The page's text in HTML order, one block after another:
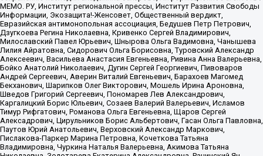
МЕМО. РУ, Институт региональной прессы, Институт Развития Свободы
Информации, Экозащита!-Женсовет, Общественный вердикт,
Евразийская антимонопольная ассоциация, Бедушев Петр Петрович,
Дзугкоева Регина Николаевна, Кривенко Сергей Владимирович,
Милославский Павел Юрьевич, Шнырова Ольга Вадимовна, Чанышева
Лилия Айратовна, Сидорович Ольга Борисовна, Туровский Александр
Алексеевич, Васильева Анастасия Евгеньевна, Ривина Анна Валерьевна,
Бойко Анатолий Николаевич, Дугин Сергей Георгиевич, Пивоваров
Андрей Сергеевич, Аверин Виталий Евгеньевич, Барахоев Магомед
Бекханович, Шарипков Олег Викторович, Мошель Ирина Ароновна,
Шведов Григорий Сергеевич, Пономарев Лев Александрович,
Каргалицкий Борис Юльевич, Созаев Валерий Валерьевич, Исламов
Тимур Рифгатович, Романова Ольга Евгеньевна, Щаров Сергей
Алексадрович, Цирульников Борис Альбертович, Гасан Ольга Павловна,
Паутов Юрий Анатольевич, Верховский Александр Маркович,
Пислакова-Паркер Марина Петровна, Кочеткова Татьяна
Владимировна, Чуркина Наталья Валерьевна, Акимова Татьяна